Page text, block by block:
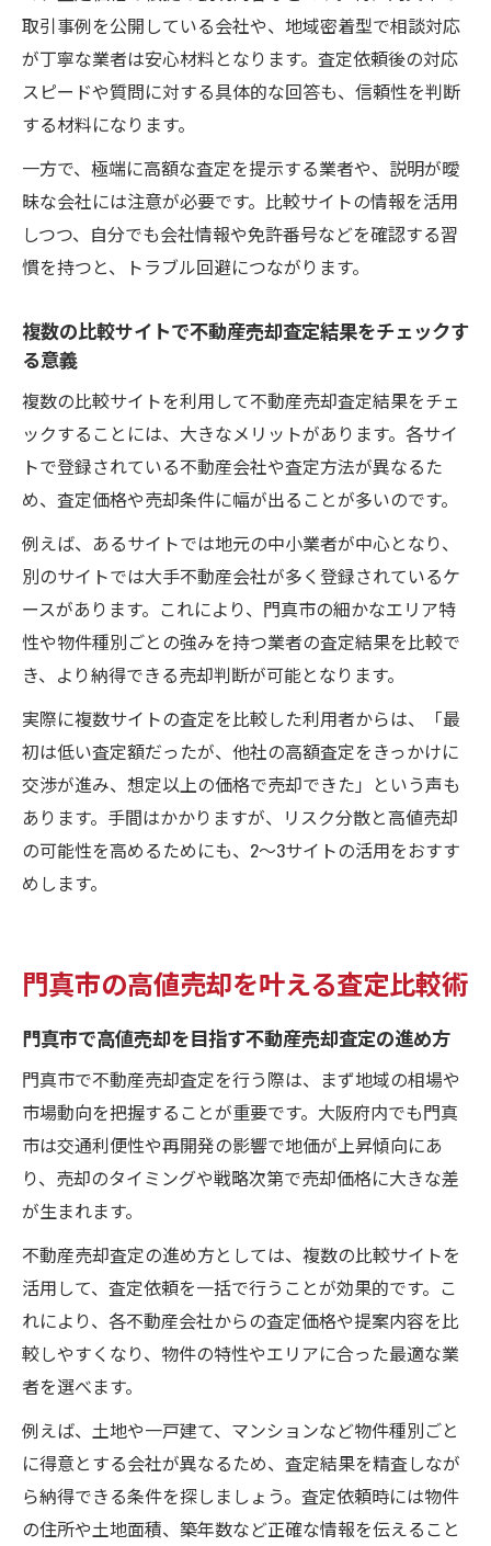
取引事例を公開している会社や、地域密着型で相談対応
が丁寧な業者は安心材料となります。査定依頼後の対応
スピードや質問に対する具体的な回答も、信頼性を判断
する材料になります。
一方で、極端に高額な査定を提示する業者や、説明が曖
昧な会社には注意が必要です。比較サイトの情報を活用
しつつ、自分でも会社情報や免許番号などを確認する習
慣を持つと、トラブル回避につながります。
複数の比較サイトで不動産売却査定結果をチェックす
る意義
複数の比較サイトを利用して不動産売却査定結果をチェ
ックすることには、大きなメリットがあります。各サイ
トで登録されている不動産会社や査定方法が異なるた
め、査定価格や売却条件に幅が出ることが多いのです。
例えば、あるサイトでは地元の中小業者が中心となり、
別のサイトでは大手不動産会社が多く登録されているケ
ースがあります。これにより、門真市の細かなエリア特
性や物件種別ごとの強みを持つ業者の査定結果を比較で
き、より納得できる売却判断が可能となります。
実際に複数サイトの査定を比較した利用者からは、「最
初は低い査定額だったが、他社の高額査定をきっかけに
交渉が進み、想定以上の価格で売却できた」という声も
あります。手間はかかりますが、リスク分散と高値売却
の可能性を高めるためにも、2～3サイトの活用をおすす
めします。
門真市の高値売却を叶える査定比較術
門真市で高値売却を目指す不動産売却査定の進め方
門真市で不動産売却査定を行う際は、まず地域の相場や
市場動向を把握することが重要です。大阪府内でも門真
市は交通利便性や再開発の影響で地価が上昇傾向にあ
り、売却のタイミングや戦略次第で売却価格に大きな差
が生まれます。
不動産売却査定の進め方としては、複数の比較サイトを
活用して、査定依頼を一括で行うことが効果的です。こ
れにより、各不動産会社からの査定価格や提案内容を比
較しやすくなり、物件の特性やエリアに合った最適な業
者を選べます。
例えば、土地や一戸建て、マンションなど物件種別ごと
に得意とする会社が異なるため、査定結果を精査しなが
ら納得できる条件を探しましょう。査定依頼時には物件
の住所や土地面積、築年数など正確な情報を伝えること